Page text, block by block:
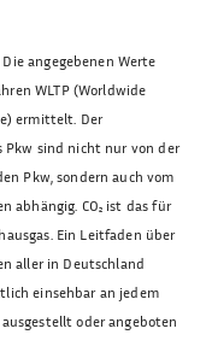
angegebenen Werte
WLTP (Worldwide
ermittelt. Der
Pkw sind nicht nur von der
Pkw, sondern auch vom
abhängig. CO₂ ist das für
Ein Leitfaden über
aller in Deutschland
einsehbar an jedem
oder angeboten